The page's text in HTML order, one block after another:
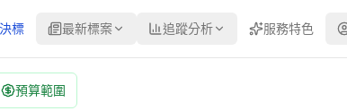
標 最新標案 追蹤分析 服務特色
預算範圍